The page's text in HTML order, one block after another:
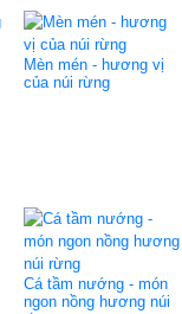
Mèn mén - hương vị
của núi rừng
Cá tầm nướng - món
ngon nồng hương núi